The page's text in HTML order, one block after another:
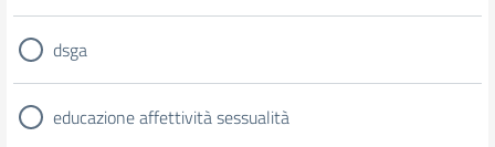
dsga
educazione affettività sessualità